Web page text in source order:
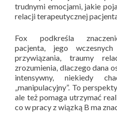
trudnymi emocjami, jakie
relacji terapeutycznej
Fox podkreśla
pacjenta, jego
przywiązania, traumy
zrozumienia, dlaczego dana
intensywny, niekiedy
„manipulacyjny”. To
ale też pomaga utrzymać
co w pracy z wiązką B ma